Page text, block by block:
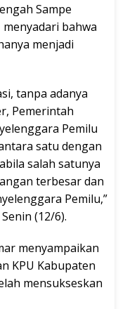
Sampe
bahwa
menjadi
tanpa adanya
Pemerintah
Pemilu
satu dengan
salah satunya
terbesar dan
Pemilu,”
(12/6).
menyampaikan
KPU Kabupaten
mensukseskan